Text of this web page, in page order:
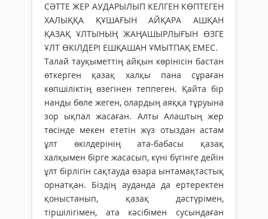
СӘТТЕ ЖЕР АУДАРЫЛЫП КЕЛГЕН КӨПТЕГЕН
ХАЛЫҚҚА ҚҰШАҒЫН АЙҚАРА АШҚАН
ҚАЗАҚ ҰЛТЫНЫҢ ЖАҢАШЫРЛЫҒЫН ӨЗГЕ
ҰЛТ ӨКІЛДЕРІ ЕШҚАШАН ҰМЫТПАҚ ЕМЕС.
Талай тауқыметтің айқын көрінісін бастан
өткерген қазақ халқы пана сұраған
көпшіліктің өзегінен теппеген. Қайта бір
нанды бөле жеген, олардың аяққа тұруына
зор ықпал жасаған. Алты Алаштың жер
төсінде мекен ететін жүз отыздан астам
ұлт өкілдерінің ата-бабасы қазақ
халқымен бірге жасасып, күні бүгінге дейін
ұлт бірлігін сақтауда өзара ынтамақтастық
орнатқан. Біздің ауданда да ертеректен
қоныстанып, қазақ дәстүрімен,
тіршілігімен, ата кәсібімен сусындаған